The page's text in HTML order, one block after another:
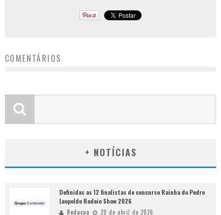
COMENTÁRIOS
+ NOTÍCIAS
Definidas as 12 finalistas do concurso Rainha do Pedro
Leopoldo Rodeio Show 2026
Redacao 20 de abril de 2026